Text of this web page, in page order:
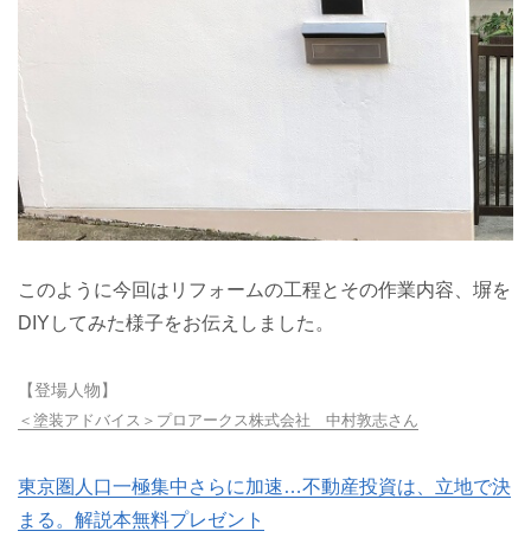
このように今回はリフォームの工程とその作業内容、塀を
DIYしてみた様子をお伝えしました。
【登場人物】
＜塗装アドバイス＞プロアークス株式会社 中村敦志さん
東京圏人口一極集中さらに加速…不動産投資は、立地で決
まる。解説本無料プレゼント